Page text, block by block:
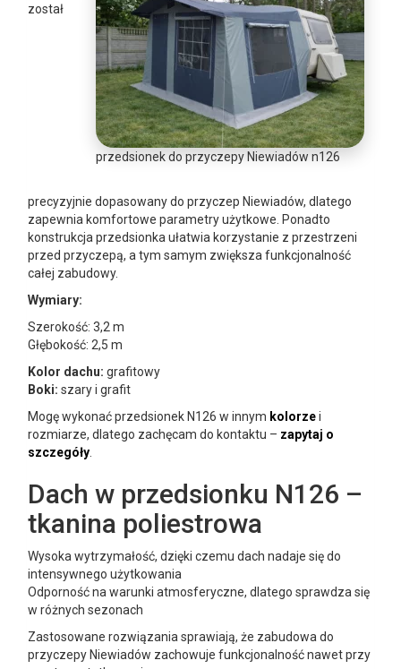
przedsionek do przyczepy Niewiadów n126
został
precyzyjnie dopasowany do przyczep Niewiadów, dlatego
zapewnia komfortowe parametry użytkowe. Ponadto
konstrukcja przedsionka ułatwia korzystanie z przestrzeni
przed przyczepą, a tym samym zwiększa funkcjonalność
całej zabudowy.
Wymiary:
Szerokość: 3,2 m
Głębokość: 2,5 m
Kolor dachu: grafitowy
Boki: szary i grafit
Mogę wykonać przedsionek N126 w innym kolorzei
rozmiarze, dlatego zachęcam do kontaktu – zapytaj o
szczegóły.
Dach w przedsionku N126 –
tkanina poliestrowa
Wysoka wytrzymałość, dzięki czemu dach nadaje się do
intensywnego użytkowania
Odporność na warunki atmosferyczne, dlatego sprawdza się
w różnych sezonach
Zastosowane rozwiązania sprawiają, że zabudowa do
przyczepy Niewiadów zachowuje funkcjonalność nawet przy